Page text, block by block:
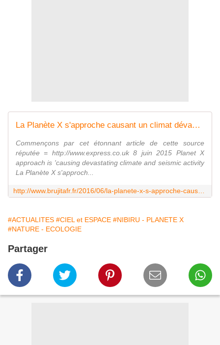
La Planète X s'approche causant un climat dévastateur et l'activité sismique - MOINS de BIENS PLUS de LIENS
Commençons par cet étonnant article de cette source
réputée = http://www.express.co.uk 8 juin 2015 Planet X
approach is 'causing devastating climate and seismic activity
La Planète X s'approch...
#ACTUALITES #CIEL et ESPACE #NIBIRU - PLANETE X
#NATURE - ECOLOGIE
Partager